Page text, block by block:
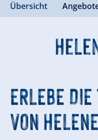
Übersicht
ERLEBE
VON